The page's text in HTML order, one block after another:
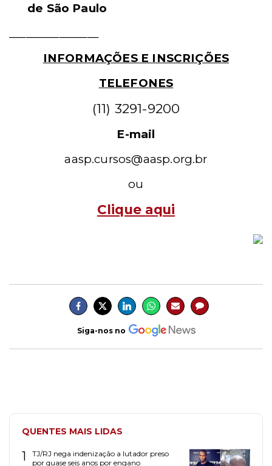
de São Paulo
INFORMAÇÕES E INSCRIÇÕES
TELEFONES
(11) 3291-9200
E-mail
aasp.cursos@aasp.org.br
ou
Clique aqui
Siga-nos no
QUENTES MAIS LIDAS
1
TJ/RJ nega indenização a lutador preso
por quase seis anos por engano